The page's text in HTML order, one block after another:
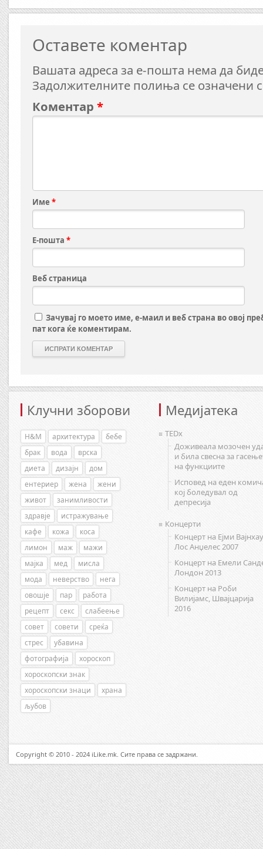
Оставете коментар
Вашата адреса за е-пошта нема да
Задолжителните полиња се означени
Коментар *
Име *
Е-пошта *
Веб страница
Зачувај го моето име, е-маил и веб страна во овој
пат кога ќе коментирам.
Клучни зборови
H&M архитектура
бебе
брак
вода
врска
диета
дизајн
дом
ентериер
жена
жени
живот
занимливости
здравје
истражување
кафе
кожа
коса
лимон
маж
мажи
мајка
мед
мисла
мода
неверство
нега
овошје
пар
работа
рецепт
секс
слабеење
совет
совети
среќа
стрес
убавина
фотографија
хороскоп
хороскопски знак
хороскопски знаци
храна
љубов
Медијатека
TEDx
Доживеала мозочен
и била свесна за
на функциите
Исповед на еден
кој боледувал од
депресија
Концерти
Концерт на Ејми
Лос Анџелес 2007
Концерт на Емели
Лондон 2013
Концерт на Роби
Вилијамс, Швајцарија
2016
Copyright © 2010 - 2024 iLike.mk. Сите права се задржани.